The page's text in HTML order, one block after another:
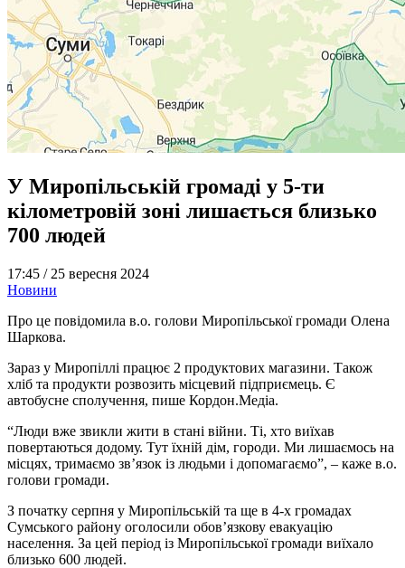
У Миропільській громаді у 5-ти
кілометровій зоні лишається близько
700 людей
17:45 / 25 вересня 2024
Новини
Про це повідомила в.о. голови Миропільської громади Олена
Шаркова.
Зараз у Миропіллі працює 2 продуктових магазини. Також
хліб та продукти розвозить місцевий підприємець. Є
автобусне сполучення, пише Кордон.Медіа.
“Люди вже звикли жити в стані війни. Ті, хто виїхав
повертаються додому. Тут їхній дім, городи. Ми лишаємось на
місцях, тримаємо зв’язок із людьми і допомагаємо”, – каже в.о.
голови громади.
З початку серпня у Миропільській та ще в 4-х громадах
Сумського району оголосили обов’язкову евакуацію
населення. За цей період із Миропільської громади виїхало
близько 600 людей.